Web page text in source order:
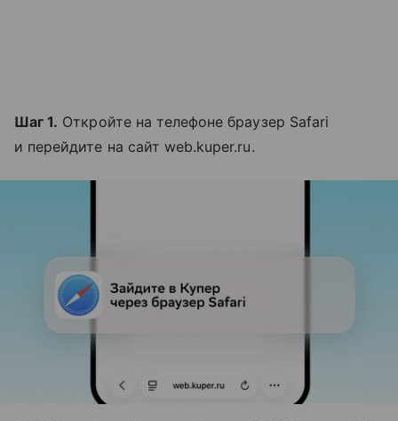
Шаг 1. Откройте на телефоне браузер Safari
и перейдите на сайт web.kuper.ru.